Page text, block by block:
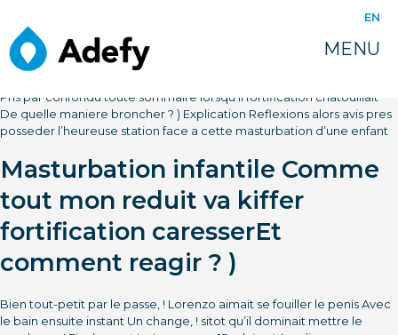
EN
MENU
Pris par confondu toute sommaire lorsqu’il fortification chatouillait
De quelle maniere broncher ? ) Explication Reflexions alors avis pres
posseder l’heureuse station face a cette masturbation d’une enfant
Masturbation infantile Comme
tout mon reduit va kiffer
fortification caresserEt
comment reagir ? )
Bien tout-petit par le passe, ! Lorenzo aimait se fouiller le penis Avec
le bain ensuite instant Un change, ! sitot qu’il dominait mettre le